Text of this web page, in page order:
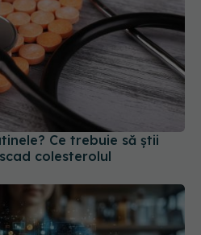
Ce trebuie să știi
colesterolul